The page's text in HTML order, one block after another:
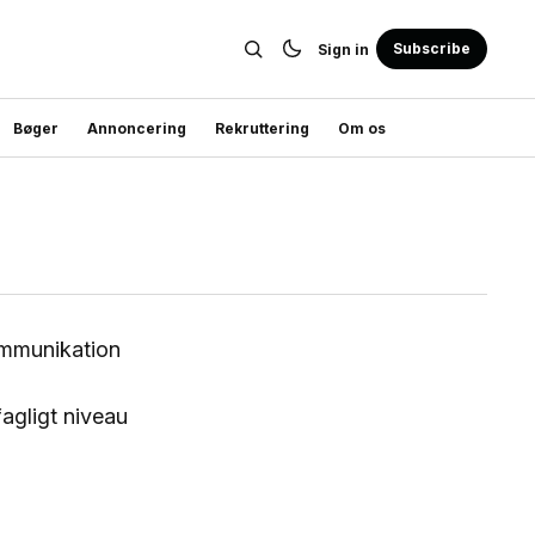
Sign in Subscribe
Bøger Annoncering Rekruttering Om os
niveau